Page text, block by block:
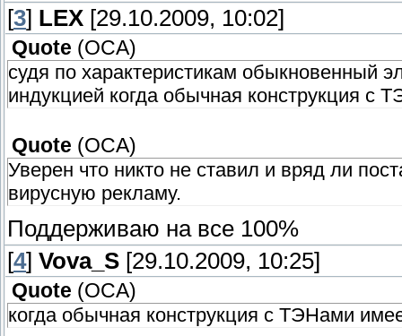
[3] LEX [29.10.2009, 10:02]
Quote (OCA)
судя по характеристикам обыкновенный
индукцией когда обычная конструкция с
Quote (OCA)
Уверен что никто не ставил и вряд ли
вирусную рекламу.
Поддерживаю на все 100%
[4] Vova_S [29.10.2009, 10:25]
Quote (OCA)
когда обычная конструкция с ТЭНами